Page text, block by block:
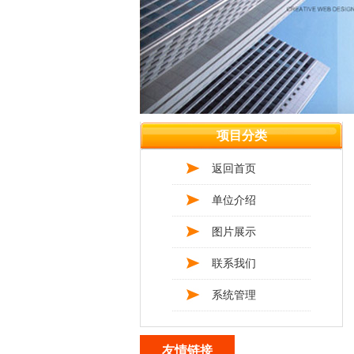
项目分类
返回首页
单位介绍
图片展示
联系我们
系统管理
友情链接